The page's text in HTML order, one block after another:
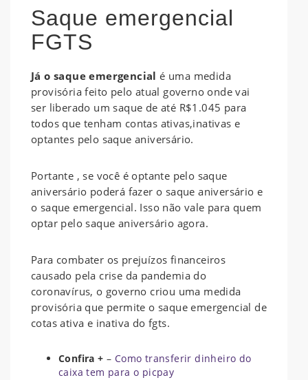
Saque emergencial
FGTS
Já o saque emergencial é uma medida
provisória feito pelo atual governo onde vai
ser liberado um saque de até R$1.045 para
todos que tenham contas ativas,inativas e
optantes pelo saque aniversário.
Portante , se você é optante pelo saque
aniversário poderá fazer o saque aniversário e
o saque emergencial. Isso não vale para quem
optar pelo saque aniversário agora.
Para combater os prejuízos financeiros
causado pela crise da pandemia do
coronavírus, o governo criou uma medida
provisória que permite o saque emergencial de
cotas ativa e inativa do fgts.
Confira + – Como transferir dinheiro do
caixa tem para o picpay